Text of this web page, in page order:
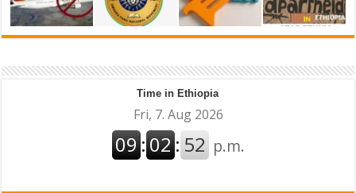
Time in Ethiopia